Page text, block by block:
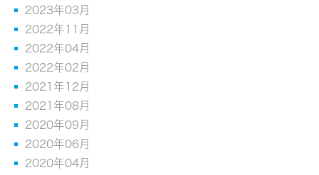
2023年03月
2022年11月
2022年04月
2022年02月
2021年12月
2021年08月
2020年09月
2020年06月
2020年04月